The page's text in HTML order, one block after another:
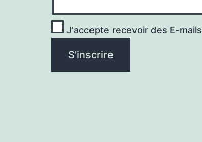
J'accepte recevoir des E-mails